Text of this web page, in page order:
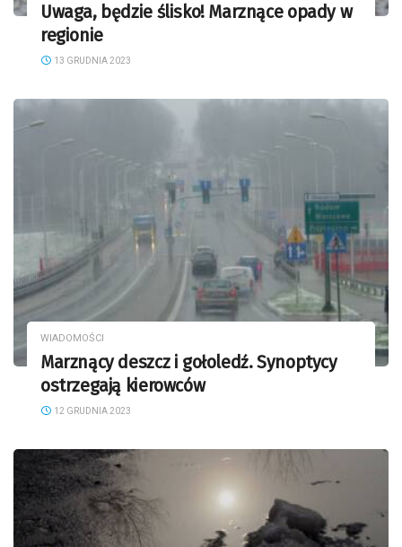
Uwaga, będzie ślisko! Marznące opady w
regionie
13 GRUDNIA 2023
WIADOMOŚCI
Marznący deszcz i gołoledź. Synoptycy
ostrzegają kierowców
12 GRUDNIA 2023